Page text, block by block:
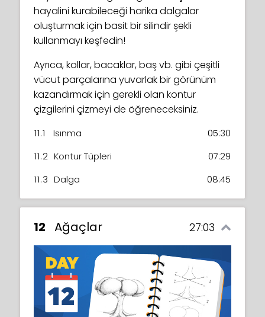
hayalini kurabileceği harika dalgalar
oluşturmak için basit bir silindir şekli
kullanmayı keşfedin!
Ayrıca, kollar, bacaklar, baş vb. gibi çeşitli
vücut parçalarına yuvarlak bir görünüm
kazandırmak için gerekli olan kontur
çizgilerini çizmeyi de öğreneceksiniz.
11.1 Isınma
05:30
11.2 Kontur Tüpleri
07:29
11.3 Dalga 08:45
12 Ağaçlar 27:03